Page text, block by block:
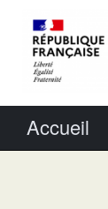
Accueil